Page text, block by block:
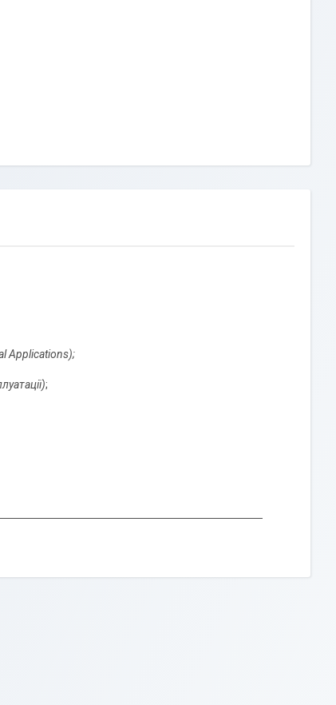
Applications);
;